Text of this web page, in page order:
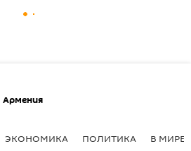
Армения
ЭКОНОМИКА ПОЛИТИКА В МИРЕ